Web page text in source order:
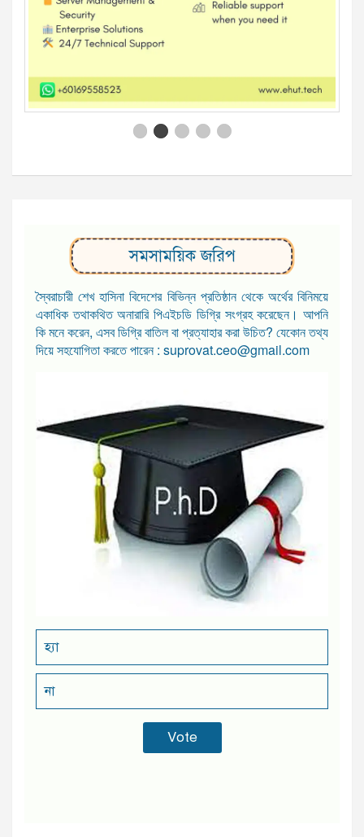
সমসাময়িক জরিপ
স্বৈরাচারী শেখ হাসিনা বিদেশের বিভিন্ন প্রতিষ্ঠান থেকে অর্থের বিনিময়ে
একাধিক তথাকথিত অনারারি পিএইচডি ডিগ্রি সংগ্রহ করেছেন। আপনি
কি মনে করেন, এসব ডিগ্রি বাতিল বা প্রত্যাহার করা উচিত? যেকোন তথ্য
দিয়ে সহযোগিতা করতে পারেন : suprovat.ceo@gmail.com
হ্যা
না